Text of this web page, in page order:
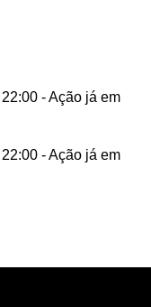
22:00 - Ação já em
22:00 - Ação já em